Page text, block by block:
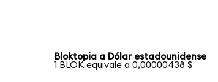
Bloktopia a Dólar estadounidense
1 BLOK equivale a 0,00000438 $